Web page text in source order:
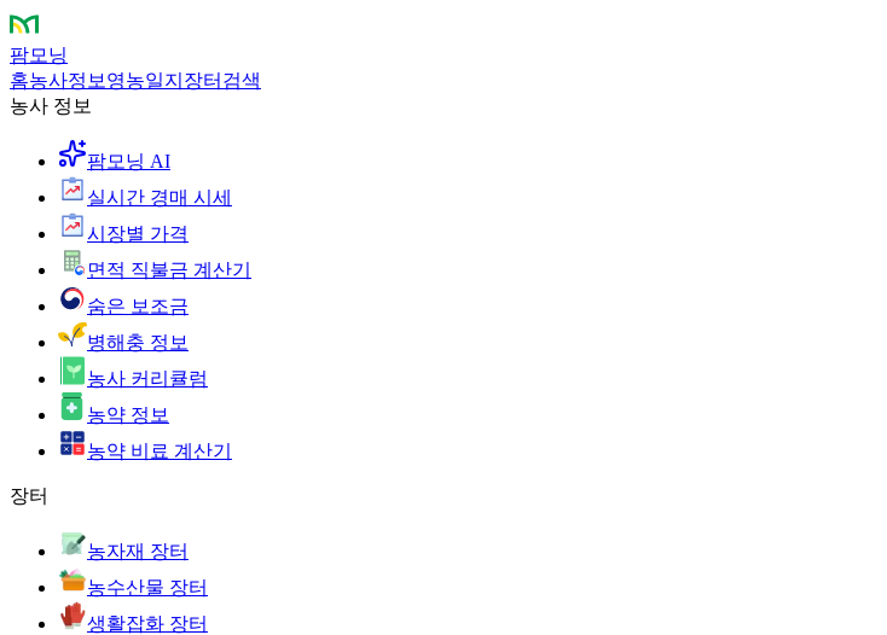
팜모닝
홈농사정보 영농일지 장터 검색
농사 정보
팜모닝 AI
실시간 경매 시세
시장별 가격
면적 직불금 계산기
숨은 보조금
병해충 정보
농사 커리큘럼
농약 정보
농약 비료 계산기
장터
농자재 장터
농수산물 장터
생활잡화 장터